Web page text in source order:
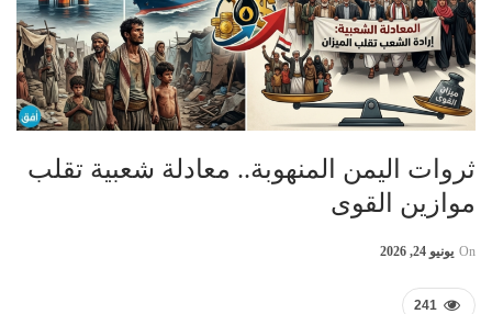
ثروات اليمن المنهوبة.. معادلة شعبية تقلب
موازين القوى
On يونيو 24, 2026
241